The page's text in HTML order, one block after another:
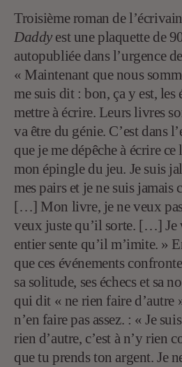
Troisième roman de
Daddyest une plaquette de
autopubliée dans l’urgence
« Maintenant que nous
me suis dit : bon, ça y est, les
mettre à écrire. Leurs livres
va être du génie. C’est dans
que je me dépêche à écrire
mon épingle du jeu. Je suis
mes pairs et je ne suis jamais
[…] Mon livre, je ne veux
veux juste qu’il sorte. […] Je
entier sente qu’il m’imite. »
que ces événements
sa solitude, ses échecs et sa
qui dit « ne rien faire d’autre
n’en faire pas assez. : « Je
rien d’autre, c’est à n’y rien
que tu prends ton argent. Je